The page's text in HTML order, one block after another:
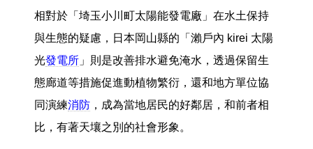
相對於「埼玉小川町太陽能發電廠」在水土保持
與生態的疑慮，日本岡山縣的「瀨戶內 kirei 太陽
光發電所」則是改善排水避免淹水，透過保留生
態廊道等措施促進動植物繁衍，還和地方單位協
同演練消防，成為當地居民的好鄰居，和前者相
比，有著天壤之別的社會形象。